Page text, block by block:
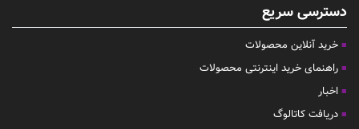
دسترسی سریع
خرید آنلاین محصولات
راهنمای خرید اینترنتی محصولات
اخبار
دریافت کاتالوگ